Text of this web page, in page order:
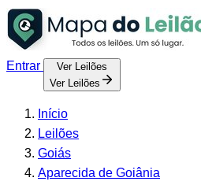
Entrar
Ver Leilões
Ver Leilões
Início
Leilões
Goiás
Aparecida de Goiânia